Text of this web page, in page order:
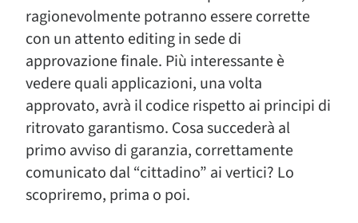
ragionevolmente potranno essere corrette
con un attento editing in sede di
approvazione finale. Più interessante è
vedere quali applicazioni, una volta
approvato, avrà il codice rispetto ai principi di
ritrovato garantismo. Cosa succederà al
primo avviso di garanzia, correttamente
comunicato dal “cittadino” ai vertici? Lo
scopriremo, prima o poi.